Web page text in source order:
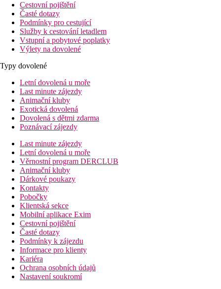
Cestovní pojištění
Časté dotazy
Podmínky pro cestující
Služby k cestování letadlem
Vstupní a pobytové poplatky
Výlety na dovolené
Typy dovolené
Letní dovolená u moře
Last minute zájezdy
Animační kluby
Exotická dovolená
Dovolená s dětmi zdarma
Poznávací zájezdy
Last minute zájezdy
Letní dovolená u moře
Věrnostní program DERCLUB
Animační kluby
Dárkové poukazy
Kontakty
Pobočky
Klientská sekce
Mobilní aplikace Exim
Cestovní pojištění
Časté dotazy
Podmínky k zájezdu
Informace pro klienty
Kariéra
Ochrana osobních údajů
Nastavení soukromí